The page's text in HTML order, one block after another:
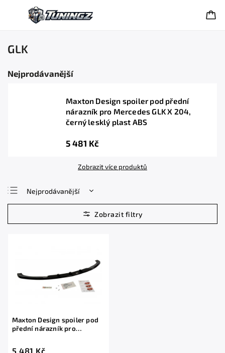
GLK
Nejprodávanější
Maxton Design spoiler pod přední
nárazník pro Mercedes GLK X 204,
černý lesklý plast ABS
5 481 Kč
Zobrazit více produktů
Nejprodávanější
Nejlevnější
Nejdražší
Maxton Design spoiler pod
přední nárazník pro
5 481 Kč